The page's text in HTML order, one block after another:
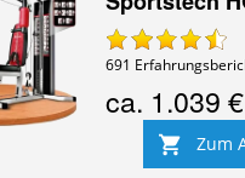
691
ca. 1.039 €
Zum